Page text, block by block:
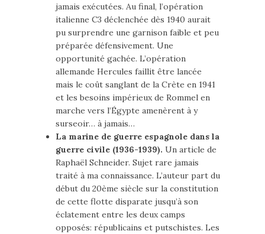
jamais exécutées. Au final, l’opération
italienne C3 déclenchée dès 1940 aurait
pu surprendre une garnison faible et peu
préparée défensivement. Une
opportunité gachée. L’opération
allemande Hercules faillit être lancée
mais le coût sanglant de la Crète en 1941
et les besoins impérieux de Rommel en
marche vers l’Égypte amenèrent à y
surseoir… à jamais…
La marine de guerre espagnole dans la
guerre civile (1936-1939). Un article de
Raphaël Schneider. Sujet rare jamais
traité à ma connaissance. L’auteur part du
début du 20ème siècle sur la constitution
de cette flotte disparate jusqu’à son
éclatement entre les deux camps
opposés: républicains et putschistes. Les